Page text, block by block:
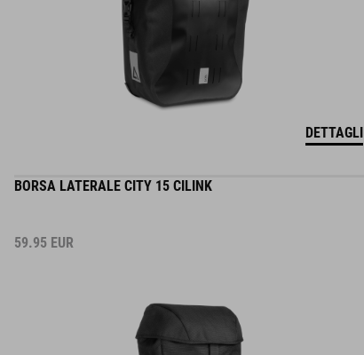
DETTAGLI
BORSA LATERALE CITY 15 CILINK
59.95 EUR